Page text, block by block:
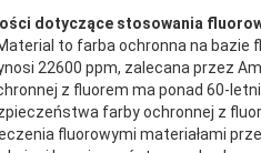
dotyczące stosowania
to farba ochronna na bazie
22600 ppm, zalecana przez
z fluorem ma ponad 60-
farby ochronnej z
fluorowymi materiałami